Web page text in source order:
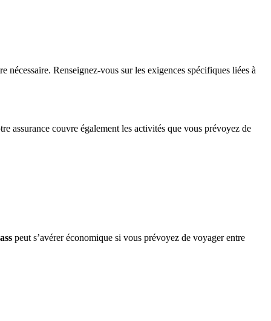
nécessaire. Renseignez-vous sur les exigences spécifiques liées à
assurance couvre également les activités que vous prévoyez de
peut s’avérer économique si vous prévoyez de voyager entre